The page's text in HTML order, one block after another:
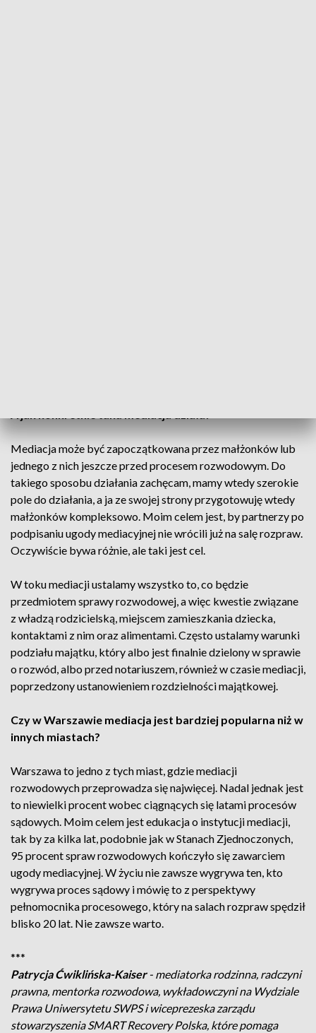
Mediacja może być zapoczątkowana przez małżonków lub
jednego z nich jeszcze przed procesem rozwodowym. Do
takiego sposobu działania zachęcam, mamy wtedy szerokie
pole do działania, a ja ze swojej strony przygotowuję wtedy
małżonków kompleksowo. Moim celem jest, by partnerzy po
podpisaniu ugody mediacyjnej nie wrócili już na salę rozpraw.
Oczywiście bywa różnie, ale taki jest cel.
W toku mediacji ustalamy wszystko to, co będzie
przedmiotem sprawy rozwodowej, a więc kwestie związane
z władzą rodzicielską, miejscem zamieszkania dziecka,
kontaktami z nim oraz alimentami. Często ustalamy warunki
podziału majątku, który albo jest finalnie dzielony w sprawie
o rozwód, albo przed notariuszem, również w czasie mediacji,
poprzedzony ustanowieniem rozdzielności majątkowej.
Czy w Warszawie mediacja jest bardziej popularna niż w
innych miastach?
Warszawa to jedno z tych miast, gdzie mediacji
rozwodowych przeprowadza się najwięcej. Nadal jednak jest
to niewielki procent wobec ciągnących się latami procesów
sądowych. Moim celem jest edukacja o instytucji mediacji,
tak by za kilka lat, podobnie jak w Stanach Zjednoczonych,
95 procent spraw rozwodowych kończyło się zawarciem
ugody mediacyjnej. W życiu nie zawsze wygrywa ten, kto
wygrywa proces sądowy i mówię to z perspektywy
pełnomocnika procesowego, który na salach rozpraw spędził
blisko 20 lat. Nie zawsze warto.
***
Patrycja Ćwiklińska-Kaiser- mediatorka rodzinna, radczyni
prawna, mentorka rozwodowa, wykładowczyni na Wydziale
Prawa Uniwersytetu SWPS i wiceprezeska zarządu
stowarzyszenia SMART Recovery Polska, które pomaga